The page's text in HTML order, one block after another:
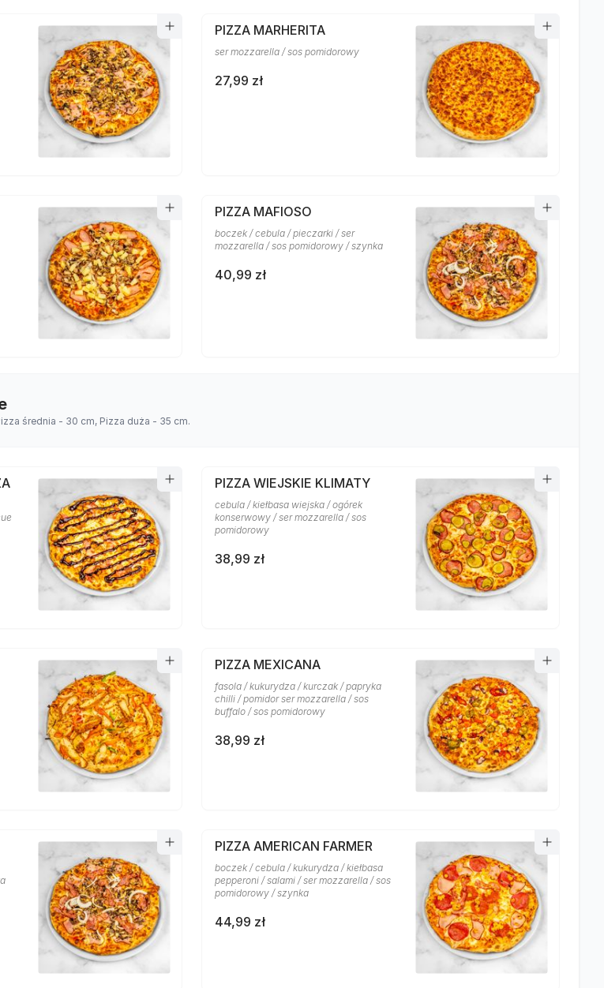
PIZZA MARHERITA
ser mozzarella / sos pomidorowy
27,99 zł
PIZZA MAFIOSO
boczek / cebula / pieczarki / ser
mozzarella / sos pomidorowy / szynka
40,99 zł
średnia - 30 cm, Pizza duża - 35 cm.
PIZZA WIEJSKIE KLIMATY
cebula / kiełbasa wiejska / ogórek
konserwowy / ser mozzarella / sos
pomidorowy
38,99 zł
PIZZA MEXICANA
fasola / kukurydza / kurczak / papryka
chilli / pomidor ser mozzarella / sos
buffalo / sos pomidorowy
38,99 zł
PIZZA AMERICAN FARMER
boczek / cebula / kukurydza / kiełbasa
pepperoni / salami / ser mozzarella / sos
pomidorowy / szynka
44,99 zł